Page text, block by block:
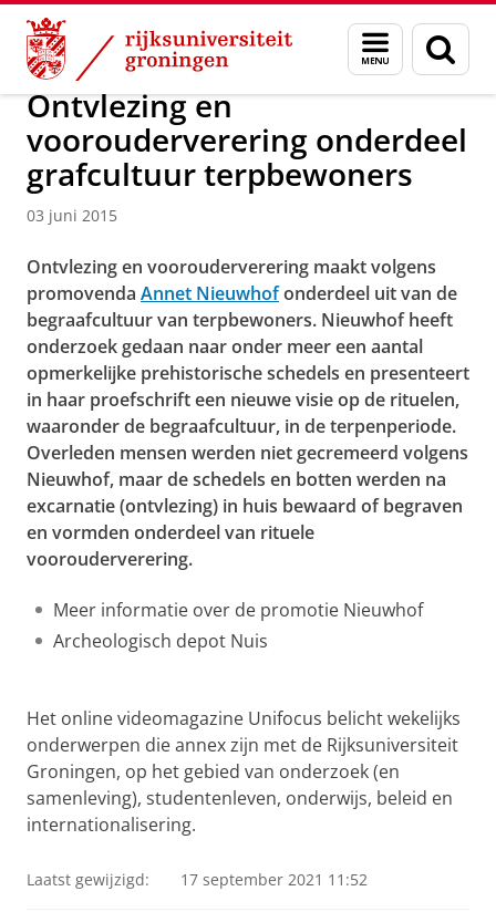
Skip
Content
Skip
Navigation
Menu
en
zoeken
Over ons Actueel Nieuws
Ontvlezing en
voorouderverering onderdeel
grafcultuur terpbewoners
03 juni 2015
Ontvlezing en voorouderverering maakt volgens
promovenda Annet Nieuwhofonderdeel uit van de
begraafcultuur van terpbewoners. Nieuwhof heeft
onderzoek gedaan naar onder meer een aantal
opmerkelijke prehistorische schedels en presenteert
in haar proefschrift een nieuwe visie op de rituelen,
waaronder de begraafcultuur, in de terpenperiode.
Overleden mensen werden niet gecremeerd volgens
Nieuwhof, maar de schedels en botten werden na
excarnatie (ontvlezing) in huis bewaard of begraven
en vormden onderdeel van rituele
voorouderverering.
Meer informatie over de promotie Nieuwhof
Archeologisch depot Nuis
Ontvlezing en voorouderverering onderdeel grafcultuur
Het online videomagazine Unifocus belicht wekelijks
onderwerpen die annex zijn met de Rijksuniversiteit
Groningen, op het gebied van onderzoek (en
samenleving), studentenleven, onderwijs, beleid en
internationalisering.
Laatst gewijzigd: 17 september 2021 11:52